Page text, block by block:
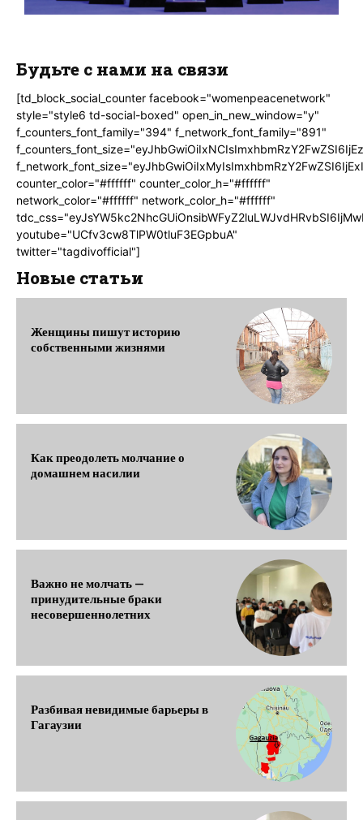
Будьте с нами на связи
[td_block_social_counter facebook="womenpeacenetwork"
style="style6 td-social-boxed" open_in_new_window="y"
f_counters_font_family="394" f_network_font_family="891"
counter_color="#ffffff" counter_color_h="#ffffff"
network_color="#ffffff" network_color_h="#ffffff"
youtube="UCfv3cw8TlPW0tluF3EGpbuA"
twitter="tagdivofficial"]
Новые статьи
Женщины пишут историю
собственными жизнями
Как преодолеть молчание о
домашнем насилии
Важно не молчать —
принудительные браки
несовершеннолетних
Разбивая невидимые барьеры в
Гагаузии